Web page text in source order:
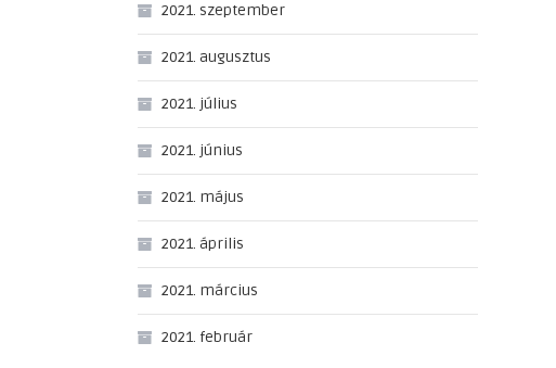
2021. szeptember
2021. augusztus
2021. július
2021. június
2021. május
2021. április
2021. március
2021. február